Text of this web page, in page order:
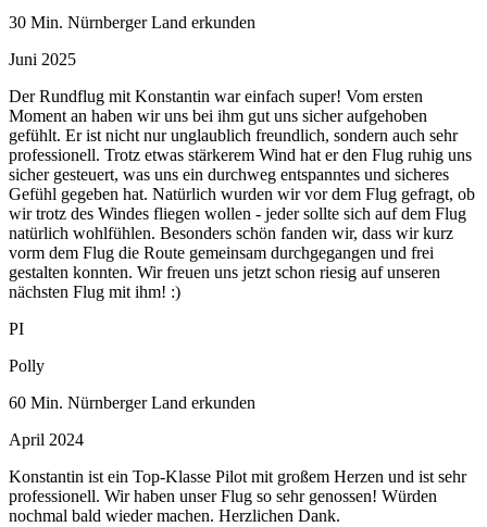
30 Min. Nürnberger Land erkunden
Juni 2025
Der Rundflug mit Konstantin war einfach super! Vom ersten
Moment an haben wir uns bei ihm gut uns sicher aufgehoben
gefühlt. Er ist nicht nur unglaublich freundlich, sondern auch sehr
professionell. Trotz etwas stärkerem Wind hat er den Flug ruhig uns
sicher gesteuert, was uns ein durchweg entspanntes und sicheres
Gefühl gegeben hat. Natürlich wurden wir vor dem Flug gefragt, ob
wir trotz des Windes fliegen wollen - jeder sollte sich auf dem Flug
natürlich wohlfühlen. Besonders schön fanden wir, dass wir kurz
vorm dem Flug die Route gemeinsam durchgegangen und frei
gestalten konnten. Wir freuen uns jetzt schon riesig auf unseren
nächsten Flug mit ihm! :)
PI
Polly
60 Min. Nürnberger Land erkunden
April 2024
Konstantin ist ein Top-Klasse Pilot mit großem Herzen und ist sehr
professionell. Wir haben unser Flug so sehr genossen! Würden
nochmal bald wieder machen. Herzlichen Dank.